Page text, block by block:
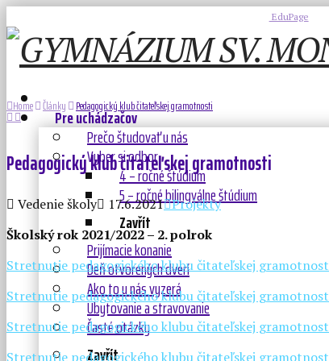
EduPage
Pre uchádzačov
Prečo študovať u nás
Vyber si odbor
4 – ročné štúdium
5 – ročné bilingválne štúdium
Zavřít
Prijímacie konanie
Deň otvorených dverí
Ako to u nás vyzerá
Ubytovanie a stravovanie
Časté otázky
Zavřít
Home Články Pedagogický klub čitateľskej gramotnosti
Pedagogický klub čitateľskej gramotnosti
Vedenie školy 17.6.2021 Projekty
Školský rok 2021/2022 – 2. polrok
Stretnutie pedagogického klubu čitateľskej
Stretnutie pedagogického klubu čitateľskej
Stretnutie pedagogického klubu čitateľskej
Stretnutie pedagogického klubu čitateľskej